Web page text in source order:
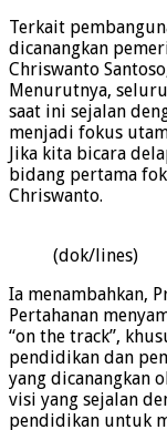
Terkait
dicanangkan
Chriswanto
Menurutnya,
saat ini sejalan
menjadi fokus
Jika kita bicara
bidang pertama
Chriswanto.
(dok/lines)
Ia menambahkan,
Pertahanan
“on the track”,
pendidikan dan
yang dicanangkan
visi yang sejalan
pendidikan untuk